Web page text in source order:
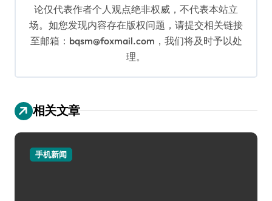
论仅代表作者个人观点绝非权威，不代表本站立
场。如您发现内容存在版权问题，请提交相关链接
至邮箱：bqsm@foxmail.com，我们将及时予以处
理。
相关文章
手机新闻